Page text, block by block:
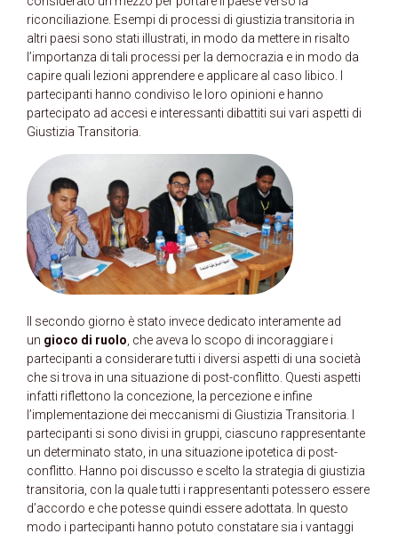
riconciliazione. Esempi di processi di giustizia transitoria in
altri paesi sono stati illustrati, in modo da mettere in risalto
l’importanza di tali processi per la democrazia e in modo da
capire quali lezioni apprendere e applicare al caso libico. I
partecipanti hanno condiviso le loro opinioni e hanno
partecipato ad accesi e interessanti dibattiti sui vari aspetti di
Giustizia Transitoria.
Il secondo giorno è stato invece dedicato interamente ad
un gioco di ruolo, che aveva lo scopo di incoraggiare i
partecipanti a considerare tutti i diversi aspetti di una società
che si trova in una situazione di post-conflitto. Questi aspetti
infatti riflettono la concezione, la percezione e infine
l’implementazione dei meccanismi di Giustizia Transitoria. I
partecipanti si sono divisi in gruppi, ciascuno rappresentante
un determinato stato, in una situazione ipotetica di post-
conflitto. Hanno poi discusso e scelto la strategia di giustizia
transitoria, con la quale tutti i rappresentanti potessero essere
d’accordo e che potesse quindi essere adottata. In questo
modo i partecipanti hanno potuto constatare sia i vantaggi